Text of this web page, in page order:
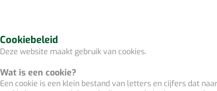
Cookiebeleid
Deze website maakt gebruik van cookies.
Wat is een cookie?
Een cookie is een klein bestand van letters en cijfers dat